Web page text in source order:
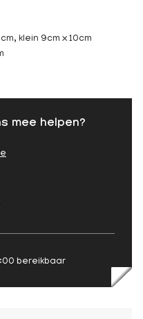
klein 9cm x 10cm
mee helpen?
bereikbaar